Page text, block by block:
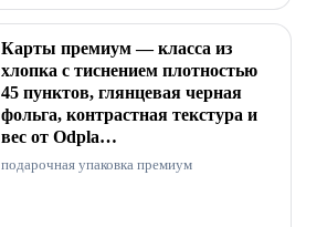
Карты премиум — класса из
хлопка с тиснением плотностью
45 пунктов, глянцевая черная
фольга, контрастная текстура и
вес от Odpla…
подарочная упаковка премиум